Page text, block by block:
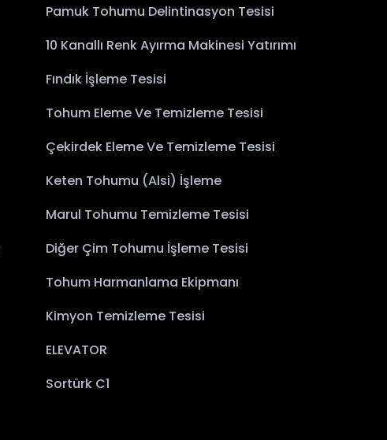
Pamuk Tohumu Delintinasyon Tesisi
10 Kanallı Renk Ayırma Makinesi Yatırımı
Fındık İşleme Tesisi
Tohum Eleme Ve Temizleme Tesisi
Çekirdek Eleme Ve Temizleme Tesisi
Keten Tohumu (Alsi) İşleme
Marul Tohumu Temizleme Tesisi
Diğer Çim Tohumu İşleme Tesisi
Tohum Harmanlama Ekipmanı
Kimyon Temizleme Tesisi
ELEVATOR
Sortürk C1